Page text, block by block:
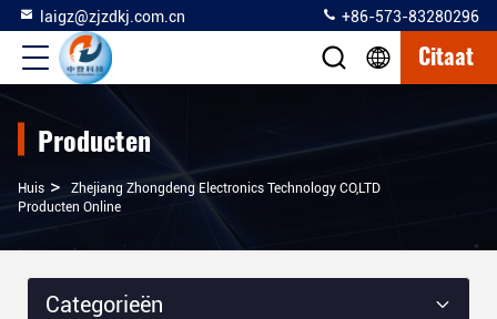
laigz@zjzdkj.com.cn +86-573-83280296
Citaat
Producten
Huis >
Zhejiang Zhongdeng Electronics Technology CO,LTD
Producten Online
Categorieën